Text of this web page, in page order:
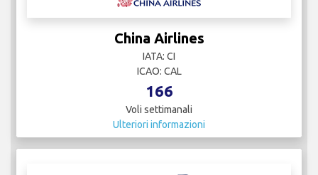
China Airlines
IATA: CI
ICAO: CAL
166
Voli settimanali
Ulteriori informazioni